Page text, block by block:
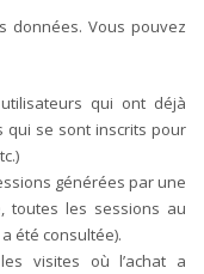
données. Vous pouvez
qui ont déjà
qui se sont inscrits pour
générées par une
toutes les sessions au
été consultée).
visites où l’achat a